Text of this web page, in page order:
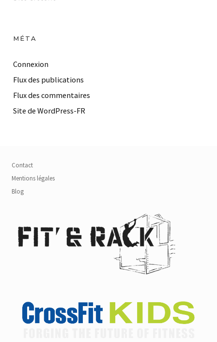
MÉTA
Connexion
Flux des publications
Flux des commentaires
Site de WordPress-FR
Contact
Mentions légales
Blog